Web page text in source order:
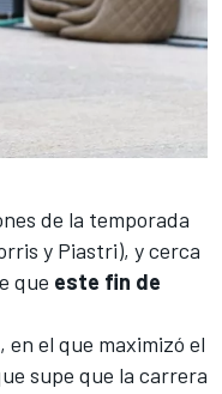
de la temporada
y Piastri), y cerca
que este fin de
el que maximizó el
supe que la carrera